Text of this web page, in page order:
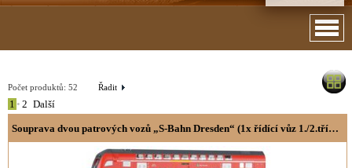
Řadit
Počet produktů: 52
1 • 2 Další
Souprava dvou patrových vozů „S-Bahn Dresden“ (1x řídící vůz 1./2.třída DABpbzfa 767.2 a 1x 2.třída DBpza 780.4)